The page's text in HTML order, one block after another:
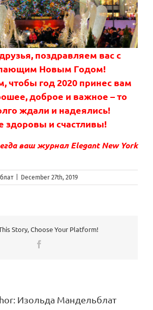
поздравляем вас с
Новым Годом!
чтобы год 2020 принес вам
доброе и важное – то
ждали и надеялись!
здоровы и счастливы!
ваш журнал Elegant New York
December 27th, 2019
Story, Choose Your Platform!
Изольда Мандельблат